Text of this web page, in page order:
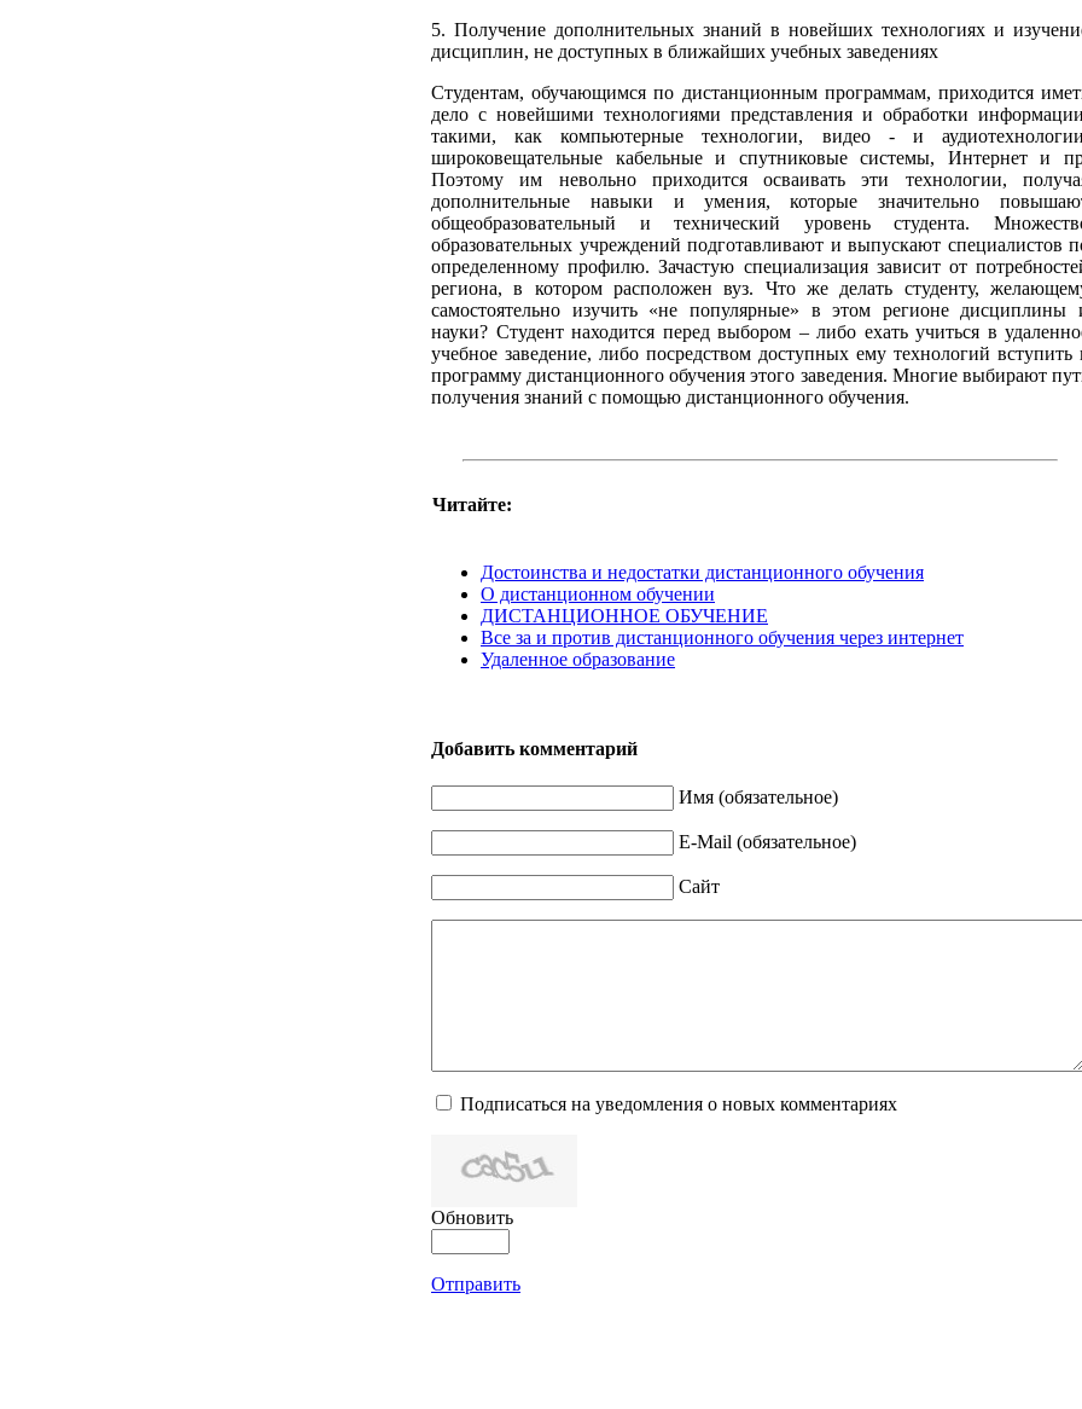
5. Получение дополнительных знаний в новейших технологиях и
дисциплин, не доступных в ближайших учебных заведениях
Студентам, обучающимся по дистанционным программам, приходится
дело с новейшими технологиями представления и обработки
такими, как компьютерные технологии, видео - и
широковещательные кабельные и спутниковые системы, Интернет и
Поэтому им невольно приходится осваивать эти технологии,
дополнительные навыки и умения, которые значительно
общеобразовательный и технический уровень студента.
образовательных учреждений подготавливают и выпускают специалистов
определенному профилю. Зачастую специализация зависит от
региона, в котором расположен вуз. Что же делать студенту,
самостоятельно изучить «не популярные» в этом регионе дисциплины
науки? Студент находится перед выбором – либо ехать учиться в
учебное заведение, либо посредством доступных ему технологий вступить
программу дистанционного обучения этого заведения. Многие выбирают
получения знаний с помощью дистанционного обучения.
Читайте:
Достоинства и недостатки дистанционного обучения
О дистанционном обучении
ДИСТАНЦИОННОЕ ОБУЧЕНИЕ
Все за и против дистанционного обучения через интернет
Удаленное образование
Добавить комментарий
Имя (обязательное)
E-Mail (обязательное)
Сайт
Подписаться на уведомления о новых комментариях
Обновить
Отправить